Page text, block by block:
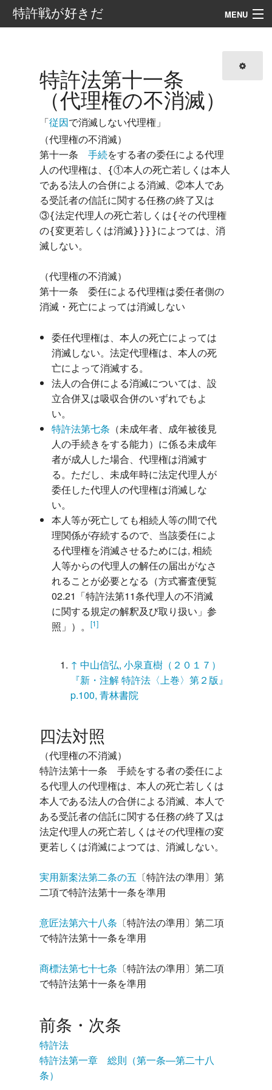
特許戦が好きだ MENU
検索
特許法第十一条
（代理権の不消滅）
「従因で消滅しない代理権」
（代理権の不消滅）
第十一条 手続をする者の委任による代理
人の代理権は、{①本人の死亡若しくは本人
である法人の合併による消滅、②本人であ
る受託者の信託に関する任務の終了又は
③{法定代理人の死亡若しくは{その代理権
の{変更若しくは消滅}}}}によつては、消
（代理権の不消滅）
第十一条　委任による代理権は委任者側の
委任代理権は、本人の死亡によっては
消滅しない。法定代理権は、本人の死
亡によって消滅する。
法人の合併による消滅については、設
立合併又は吸収合併のいずれでもよ
い。
特許法第七条 （未成年者、成年被後見
人の手続きをする能力）に係る未成年
者が成人した場合、代理権は消滅す
る。ただし、未成年時に法定代理人が
委任した代理人の代理権は消滅しな
い。
本人等が死亡しても相続人等の間で代
理関係が存続するので、当該委任によ
る代理権を消滅させるためには, 相続
人等からの代理人の解任の届出がなさ
れることが必要となる（方式審査便覧
02.21「特許法第11条代理人の不消滅
に関する規定の解釈及び取り扱い」参
照」）。
[1]
↑ 中山信弘, 小泉直樹（２０１７）
『新・注解 特許法〈上巻〉第２版』
p.100, 青林書院
四法対照
（代理権の不消滅）
特許法第十一条　手続をする者の委任によ
る代理人の代理権は、本人の死亡若しくは
本人である法人の合併による消滅、本人で
ある受託者の信託に関する任務の終了又は
法定代理人の死亡若しくはその代理権の変
実用新案法第二条の五 〔特許法の準用〕第
意匠法第六十八条 〔特許法の準用〕第二項
商標法第七十七条 〔特許法の準用〕第二項
前条・次条
特許法
特許法第一章 総則（第一条―第二十八
条）